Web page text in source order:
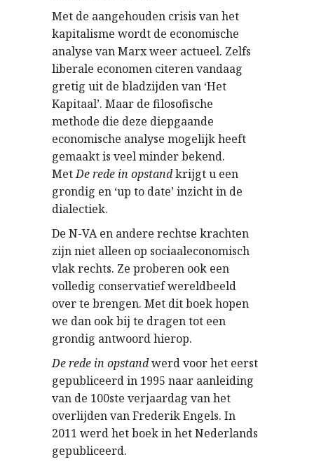
Met de aangehouden crisis van het
kapitalisme wordt de economische
analyse van Marx weer actueel. Zelfs
liberale economen citeren vandaag
gretig uit de bladzijden van ‘Het
Kapitaal’. Maar de filosofische
methode die deze diepgaande
economische analyse mogelijk heeft
gemaakt is veel minder bekend.
MetDe rede in opstandkrijgt u een
grondig en ‘up to date’ inzicht in de
dialectiek.
De N-VA en andere rechtse krachten
zijn niet alleen op sociaaleconomisch
vlak rechts. Ze proberen ook een
volledig conservatief wereldbeeld
over te brengen. Met dit boek hopen
we dan ook bij te dragen tot een
grondig antwoord hierop.
De rede in opstandwerd voor het eerst
gepubliceerd in 1995 naar aanleiding
van de 100ste verjaardag van het
overlijden van Frederik Engels. In
2011 werd het boek in het Nederlands
gepubliceerd.